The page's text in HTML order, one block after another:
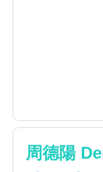
周德陽